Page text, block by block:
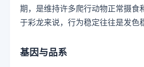
期，是维持许多爬行动物正常摄食
于彩龙来说，行为稳定往往是发色
基因与品系